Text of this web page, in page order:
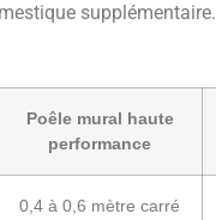
supplémentaire.
Poêle mural haute
performance
0,4 à 0,6 mètre carré